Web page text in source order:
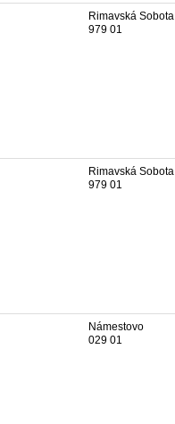
Rimavská Sobota
979 01
Rimavská Sobota
979 01
Námestovo
029 01